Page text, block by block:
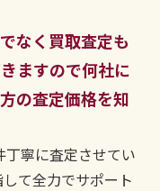
なく買取査定も
ますので何社に
の査定価格を知
寧に査定させてい
て全力でサポート